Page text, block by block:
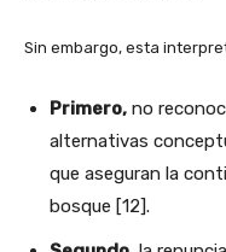
Sin embargo, esta
Primero, no
alternativas
que aseguran la
bosque [12].